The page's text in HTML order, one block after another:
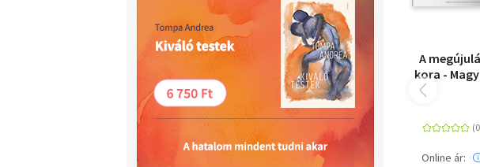
A
kora -
műemlékek
2010 után
Online ár: